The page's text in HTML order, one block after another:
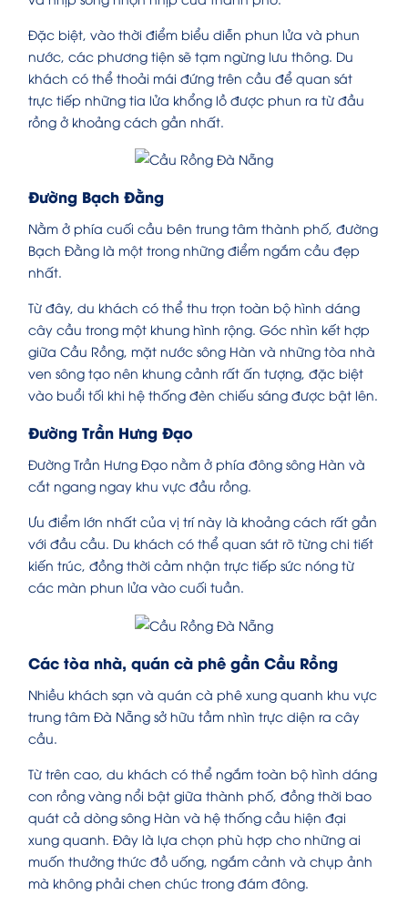
Đặc biệt, vào thời điểm biểu diễn phun lửa và phun
nước, các phương tiện sẽ tạm ngừng lưu thông. Du
khách có thể thoải mái đứng trên cầu để quan sát
trực tiếp những tia lửa khổng lồ được phun ra từ đầu
rồng ở khoảng cách gần nhất.
Đường Bạch Đằng
Nằm ở phía cuối cầu bên trung tâm thành phố, đường
Bạch Đằng là một trong những điểm ngắm cầu đẹp
nhất.
Từ đây, du khách có thể thu trọn toàn bộ hình dáng
cây cầu trong một khung hình rộng. Góc nhìn kết hợp
giữa Cầu Rồng, mặt nước sông Hàn và những tòa nhà
ven sông tạo nên khung cảnh rất ấn tượng, đặc biệt
vào buổi tối khi hệ thống đèn chiếu sáng được bật lên.
Đường Trần Hưng Đạo
Đường Trần Hưng Đạo nằm ở phía đông sông Hàn và
cắt ngang ngay khu vực đầu rồng.
Ưu điểm lớn nhất của vị trí này là khoảng cách rất gần
với đầu cầu. Du khách có thể quan sát rõ từng chi tiết
kiến trúc, đồng thời cảm nhận trực tiếp sức nóng từ
các màn phun lửa vào cuối tuần.
Các tòa nhà, quán cà phê gần Cầu Rồng
Nhiều khách sạn và quán cà phê xung quanh khu vực
trung tâm Đà Nẵng sở hữu tầm nhìn trực diện ra cây
cầu.
Từ trên cao, du khách có thể ngắm toàn bộ hình dáng
con rồng vàng nổi bật giữa thành phố, đồng thời bao
quát cả dòng sông Hàn và hệ thống cầu hiện đại
xung quanh. Đây là lựa chọn phù hợp cho những ai
muốn thưởng thức đồ uống, ngắm cảnh và chụp ảnh
mà không phải chen chúc trong đám đông.